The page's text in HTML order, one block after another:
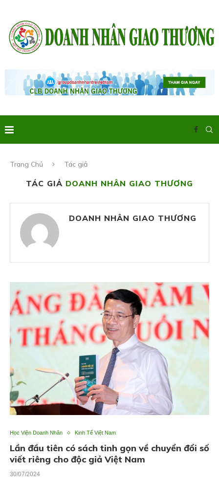
Trang Chủ Tác giả
TÁC GIẢ DOANH NHÂN GIAO THƯƠNG
DOANH NHÂN GIAO THƯƠNG
Học Viện Doanh Nhân Kinh Tế Việt Nam
Lần đầu tiên có sách tinh gọn về chuyển đổi số
viết riêng cho độc giả Việt Nam
30/07/2024